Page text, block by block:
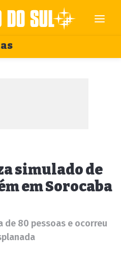
simulado de
em Sorocaba
de 80 pessoas e ocorreu